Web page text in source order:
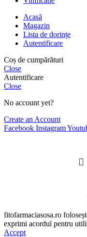
Acasă
Magazin
Lista de dorințe
Autentificare
Coș de cumpărături
Close
Autentificare
Close
No account yet?
Create an Account
Facebook Instagram
fitofarmaciasosa.ro
exprimi acordul pentru
Accept